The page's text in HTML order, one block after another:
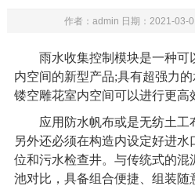
作者：admin 日期：2021-03-
雨水收集控制模块是一种可
内空间的新型产品;具有超强力
镂空雕花室内空间可以进行更高
应用防水帆布或是无纺土工
另外还必须在构造内设定好进
位和污水检查井。与传统式的混
池对比，具备组合便捷、组装随